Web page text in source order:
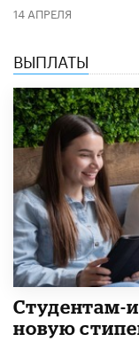
14 АПРЕЛЯ
ВЫПЛАТЫ
Студентам-
новую